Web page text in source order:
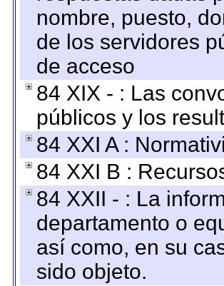
nombre, puesto,
de los servidores
de acceso
84 XIX - : Las
públicos y los
84 XXI A :
84 XXI B :
84 XXII - : La
departamento o
así como, en su
sido objeto.